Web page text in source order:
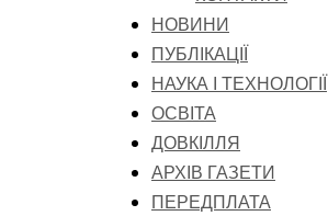
НОВИНИ
ПУБЛІКАЦІЇ
НАУКА І ТЕХНОЛОГІЇ
ОСВІТА
ДОВКІЛЛЯ
АРХІВ ГАЗЕТИ
ПЕРЕДПЛАТА